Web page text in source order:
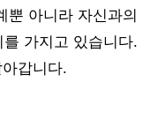
뿐 아니라 자신과의
가지고 있습니다.
갑니다.